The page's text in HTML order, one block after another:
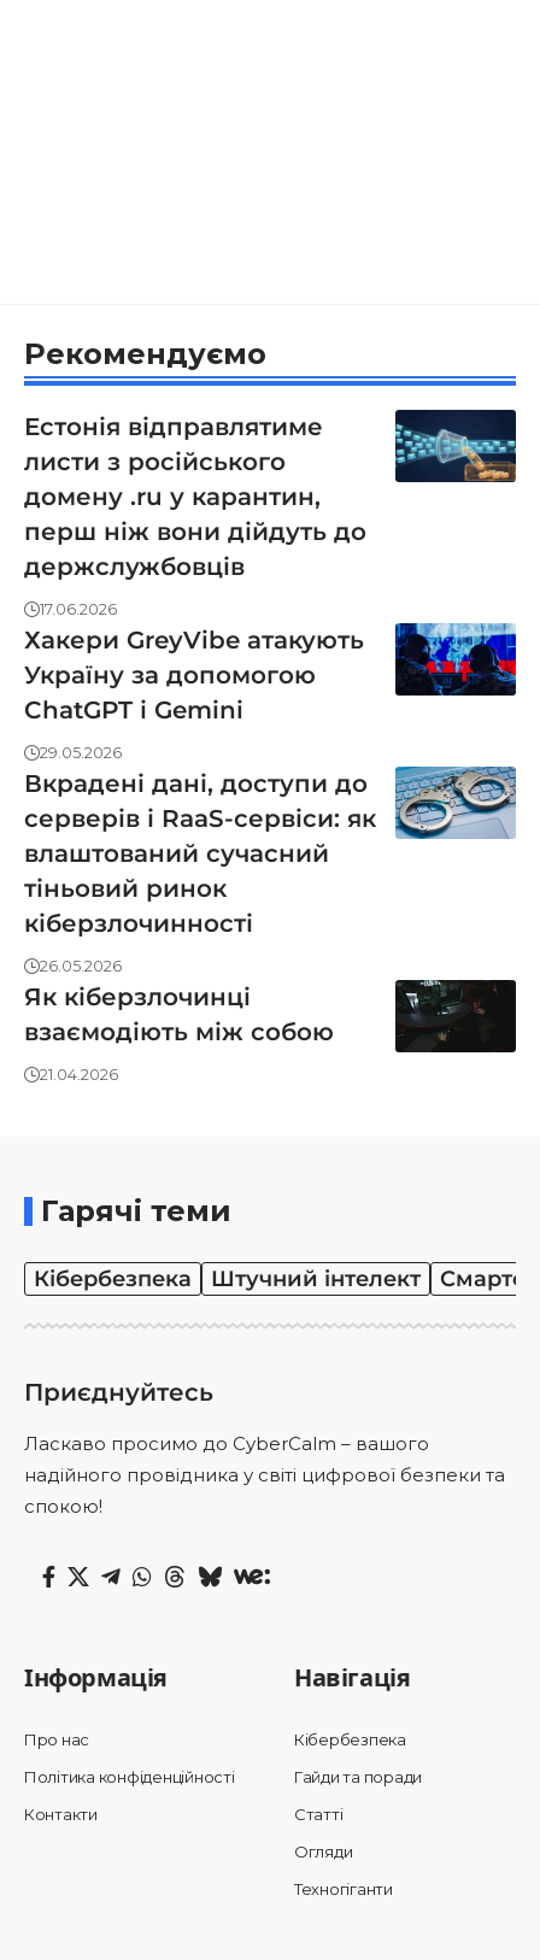
Рекомендуємо
Естонія відправлятиме
листи з російського
домену .ru у карантин,
перш ніж вони дійдуть до
держслужбовців
17.06.2026
Хакери GreyVibe атакують
Україну за допомогою
ChatGPT і Gemini
29.05.2026
Вкрадені дані, доступи до
серверів і RaaS-сервіси: як
влаштований сучасний
тіньовий ринок
кіберзлочинності
26.05.2026
Як кіберзлочинці
взаємодіють між собою
21.04.2026
Гарячі теми
Кібербезпека Штучний інтелект
Приєднуйтесь
Ласкаво просимо до CyberCalm – вашого
надійного провідника у світі цифрової безпеки та
спокою!
Інформація
Про нас
Політика конфіденційності
Контакти
Навігація
Кібербезпека
Гайди та поради
Статті
Огляди
Техногіганти